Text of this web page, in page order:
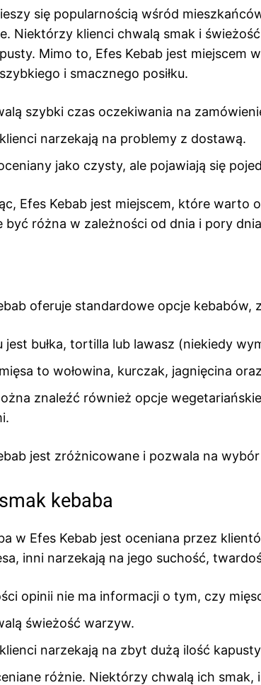
się popularnością wśród
Niektórzy klienci chwalą smak i
Mimo to, Efes Kebab jest miejscem
i smacznego posiłku.
szybki czas oczekiwania na
narzekają na problemy z dostawą.
jako czysty, ale pojawiają się
Efes Kebab jest miejscem, które warto
być różna w zależności od dnia i pory
oferuje standardowe opcje kebabów,
jest bułka, tortilla lub lawasz (niekiedy
to wołowina, kurczak, jagnięcina
znaleźć również opcje
jest zróżnicowane i pozwala na
kebaba
w Efes Kebab jest oceniana przez
inni narzekają na jego suchość,
opinii nie ma informacji o tym, czy
świeżość warzyw.
narzekają na zbyt dużą ilość
różnie. Niektórzy chwalą ich smak,